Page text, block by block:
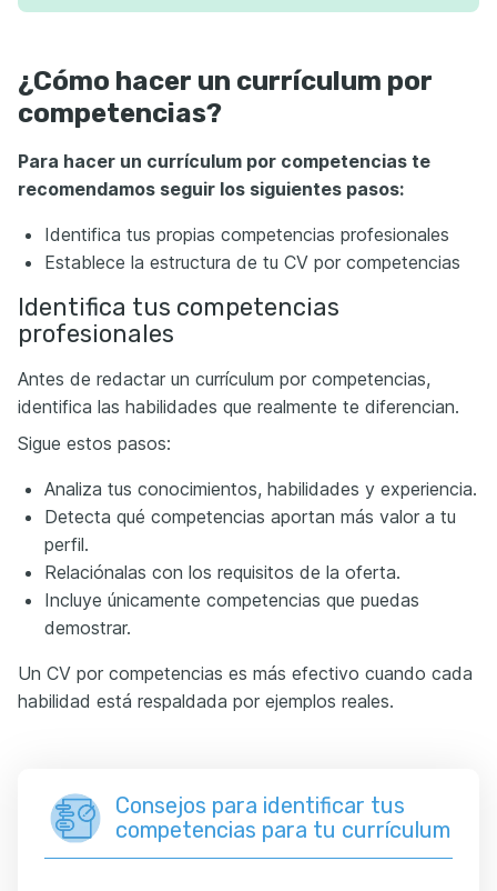
¿Cómo hacer un currículum por
competencias?
Para hacer un currículum por competencias te
recomendamos seguir los siguientes pasos:
Identifica tus propias competencias profesionales
Establece la estructura de tu CV por competencias
Identifica tus competencias
profesionales
Antes de redactar un currículum por competencias,
identifica las habilidades que realmente te diferencian.
Sigue estos pasos:
Analiza tus conocimientos, habilidades y experiencia.
Detecta qué competencias aportan más valor a tu
perfil.
Relaciónalas con los requisitos de la oferta.
Incluye únicamente competencias que puedas
demostrar.
Un CV por competencias es más efectivo cuando cada
habilidad está respaldada por ejemplos reales.
Consejos para identificar tus
competencias para tu currículum